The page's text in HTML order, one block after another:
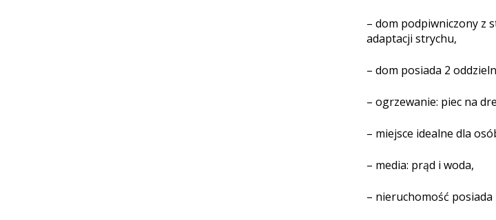
– dom podpiwniczony z
adaptacji strychu,
– dom posiada 2
– ogrzewanie: piec na
– miejsce idealne dla
– media: prąd i woda,
– nieruchomość posiada